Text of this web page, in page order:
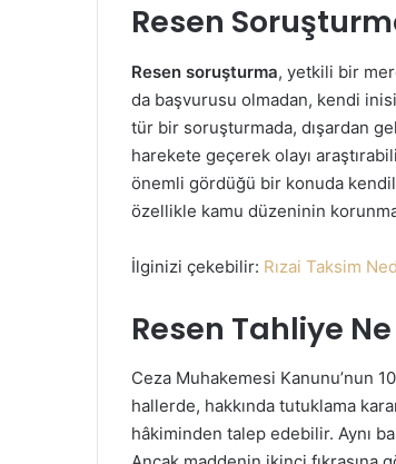
Resen
Resen soruşturma, yetkili bir
da başvurusu olmadan, kendi
tür bir soruşturmada, dışardan
harekete geçerek olayı
önemli gördüğü bir konuda
özellikle kamu düzeninin
İlginizi çekebilir: Rızai Taksim
Resen Tahliye
Ceza Muhakemesi Kanunu’nun
hallerde, hakkında tutuklama
hâkiminden talep edebilir. Aynı